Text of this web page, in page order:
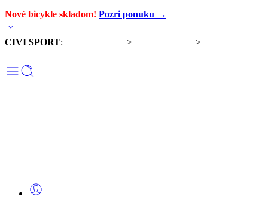
Nové bicykle skladom! Pozri ponuku →
CIVI SPORT: > >